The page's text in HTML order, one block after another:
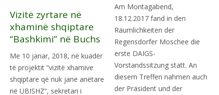
Vizitë zyrtare në
xhaminë shqiptare
“Bashkimi” në Buchs
Me 10 janar, 2018, në kuadër
të projektit “vizitë xhamive
shqiptare që nuk janë anëtare
në UBISHZ“, sekretari i
Am Montagabend,
18.12.2017 fand in den
Räumlichkeiten der
Regensdorfer Moschee die
erste DAIGS-
Vorstandssitzung statt. An
diesem Treffen nahmen auch
der Präsident und der